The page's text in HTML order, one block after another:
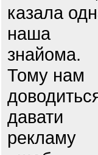
казала
наша
знайома.
Тому нам
давати
рекламу